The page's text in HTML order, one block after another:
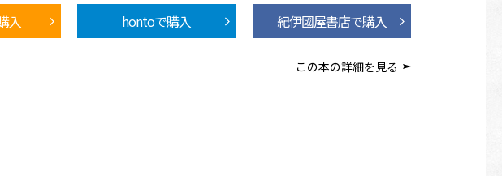
入 hontoで購入 紀伊國屋書店で購入
この本の詳細を見る